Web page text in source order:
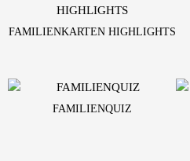
FAMILIENKARTEN HIGHLIGHTS
FAMILIENQUIZ